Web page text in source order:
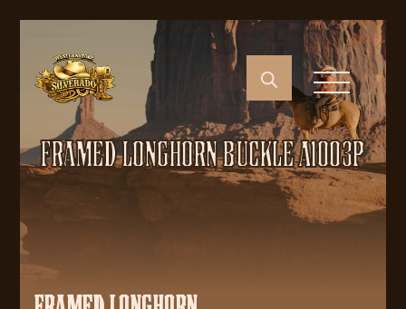
FRAMED LONGHORN BUCKLE A1003P